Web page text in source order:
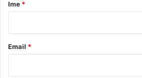
R
Ime *
Email *